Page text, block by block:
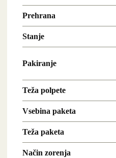
Prehrana
Stanje
Pakiranje
Teža polpete
Vsebina paketa
Teža paketa
Način zorenja